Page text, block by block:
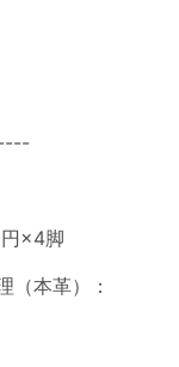
×4脚
（本革）：